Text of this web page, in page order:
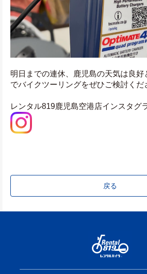
明日までの連休、鹿児島の天気は良好
でバイクツーリングをぜひご検討くだ
レンタル819鹿児島空港店インスタグ
戻る